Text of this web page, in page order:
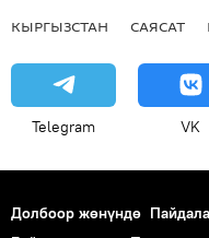
КЫРГЫЗСТАН САЯСАТ
Telegram VK
Долбоор жөнүндө